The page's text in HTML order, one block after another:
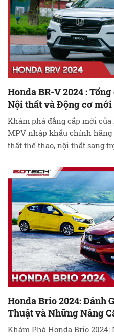
Honda BR-V 2024 :
Nội thất và Động cơ mới
Khám phá đẳng cấp mới
MPV nhập khẩu chính
thất thể thao, nội thất sang
chiêm ngưỡng sự cạnh
tiếp
Honda Brio 2024: Đánh
Thuật và Những Nâng
Khám Phá Honda Brio